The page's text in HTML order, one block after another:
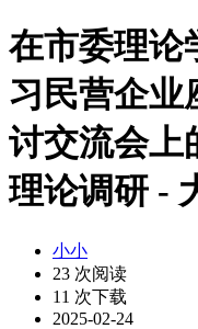
在市委理论
习民营企业
讨交流会上
理论调研 -
小小
23 次阅读
11 次下载
2025-02-24